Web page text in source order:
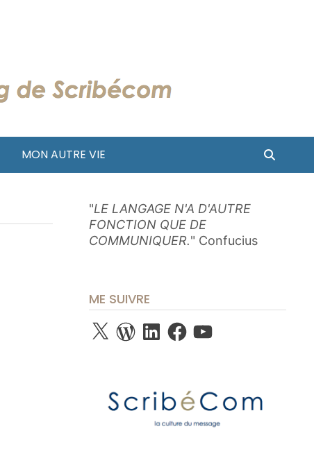
MON AUTRE VIE
"LE LANGAGE N'A D'AUTRE
FONCTION QUE DE
COMMUNIQUER." Confucius
ME SUIVRE
X WordPress
LinkedInFacebook
YouTube